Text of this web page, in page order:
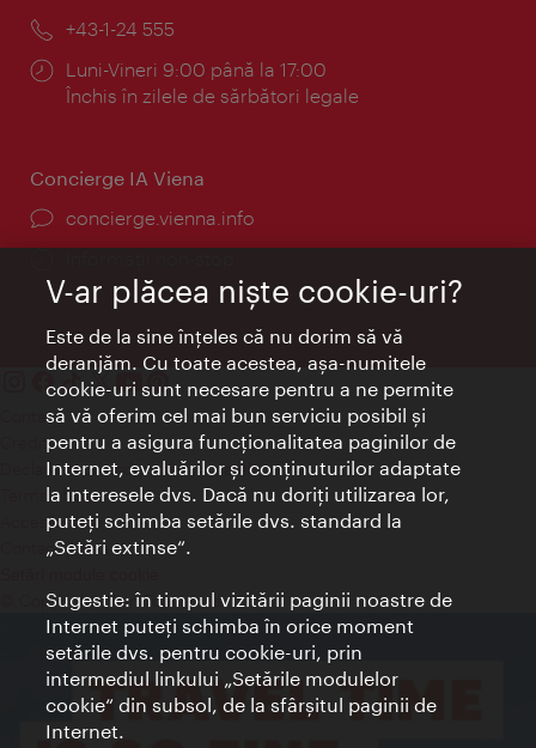
Telefon:
+43-1-24 555
Program:
Luni-Vineri 9:00 până la 17:00
Închis în zilele de sărbători legale
Concierge IA Viena
concierge.vienna.info
Contact
Credits
Declaraţie privind protecţia datelor
Terms of Use
Accesibilitate
Contact presa
© Copyright Wien Tourismus
V-ar plăcea nişte cookie-uri?
Este de la sine înţeles că nu dorim să vă
deranjăm. Cu toate acestea, aşa-numitele
cookie-uri sunt necesare pentru a ne permite
să vă oferim cel mai bun serviciu posibil şi
pentru a asigura funcţionalitatea paginilor de
Internet, evaluărilor şi conţinuturilor adaptate
la interesele dvs. Dacă nu doriţi utilizarea lor,
puteţi schimba setările dvs. standard la
„Setări extinse“.
Sugestie: în timpul vizitării paginii noastre de
Internet puteţi schimba în orice moment
setările dvs. pentru cookie-uri, prin
intermediul linkului „Setările modulelor
cookie“ din subsol, de la sfârşitul paginii de
Internet.